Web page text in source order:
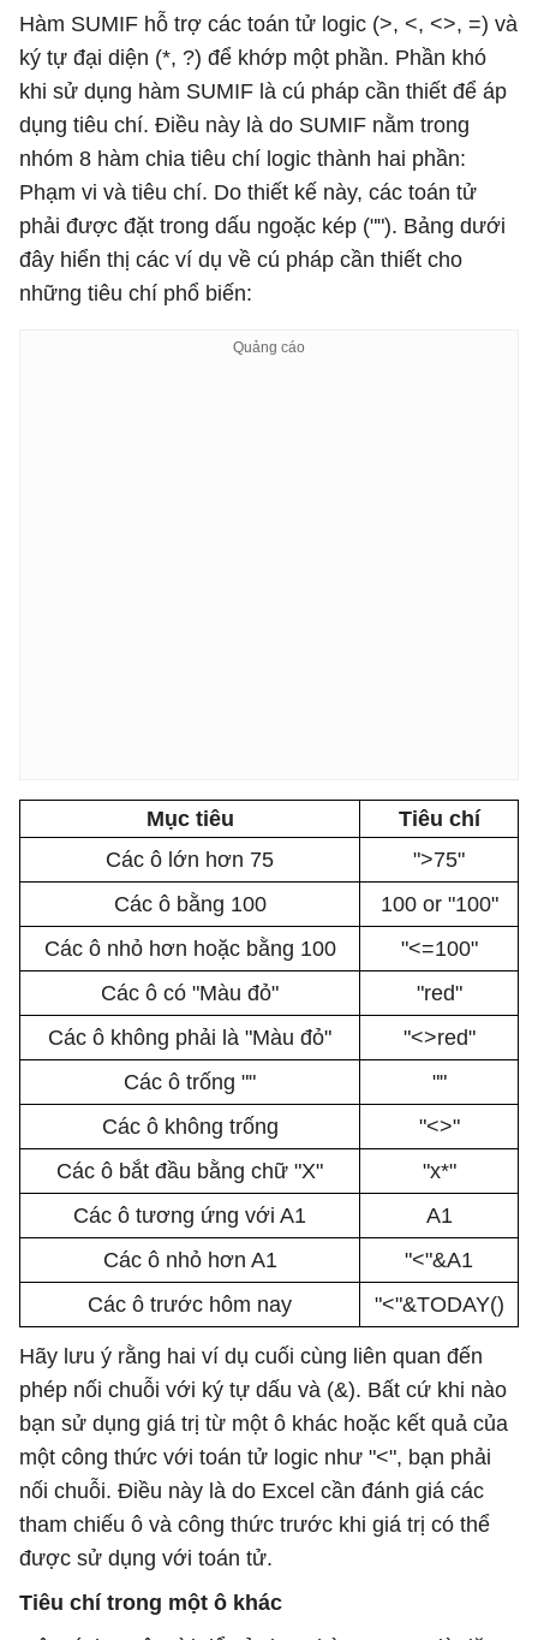
Hàm SUMIF hỗ trợ các toán tử logic (>, <, <>, =) và
ký tự đại diện (*, ?) để khớp một phần. Phần khó
khi sử dụng hàm SUMIF là cú pháp cần thiết để áp
dụng tiêu chí. Điều này là do SUMIF nằm trong
nhóm 8 hàm chia tiêu chí logic thành hai phần:
Phạm vi và tiêu chí. Do thiết kế này, các toán tử
phải được đặt trong dấu ngoặc kép (""). Bảng dưới
đây hiển thị các ví dụ về cú pháp cần thiết cho
những tiêu chí phổ biến:
Mục tiêu
Tiêu chí
Các ô lớn hơn 75
">75"
Các ô bằng 100
100 or "100"
Các ô nhỏ hơn hoặc bằng 100
"<=100"
Các ô có "Màu đỏ"
"red"
Các ô không phải là "Màu đỏ"
"<>red"
Các ô trống ""
""
Các ô không trống
"<>"
Các ô bắt đầu bằng chữ "X"
"x*"
Các ô tương ứng với A1
A1
Các ô nhỏ hơn A1
"<"&A1
Các ô trước hôm nay
"<"&TODAY()
Hãy lưu ý rằng hai ví dụ cuối cùng liên quan đến
phép nối chuỗi với ký tự dấu và (&). Bất cứ khi nào
bạn sử dụng giá trị từ một ô khác hoặc kết quả của
một công thức với toán tử logic như "<", bạn phải
nối chuỗi. Điều này là do Excel cần đánh giá các
tham chiếu ô và công thức trước khi giá trị có thể
được sử dụng với toán tử.
Tiêu chí trong một ô khác